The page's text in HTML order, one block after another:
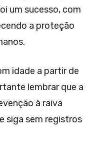
um sucesso, com
a proteção
idade a partir de
lembrar que a
à raiva
siga sem registros